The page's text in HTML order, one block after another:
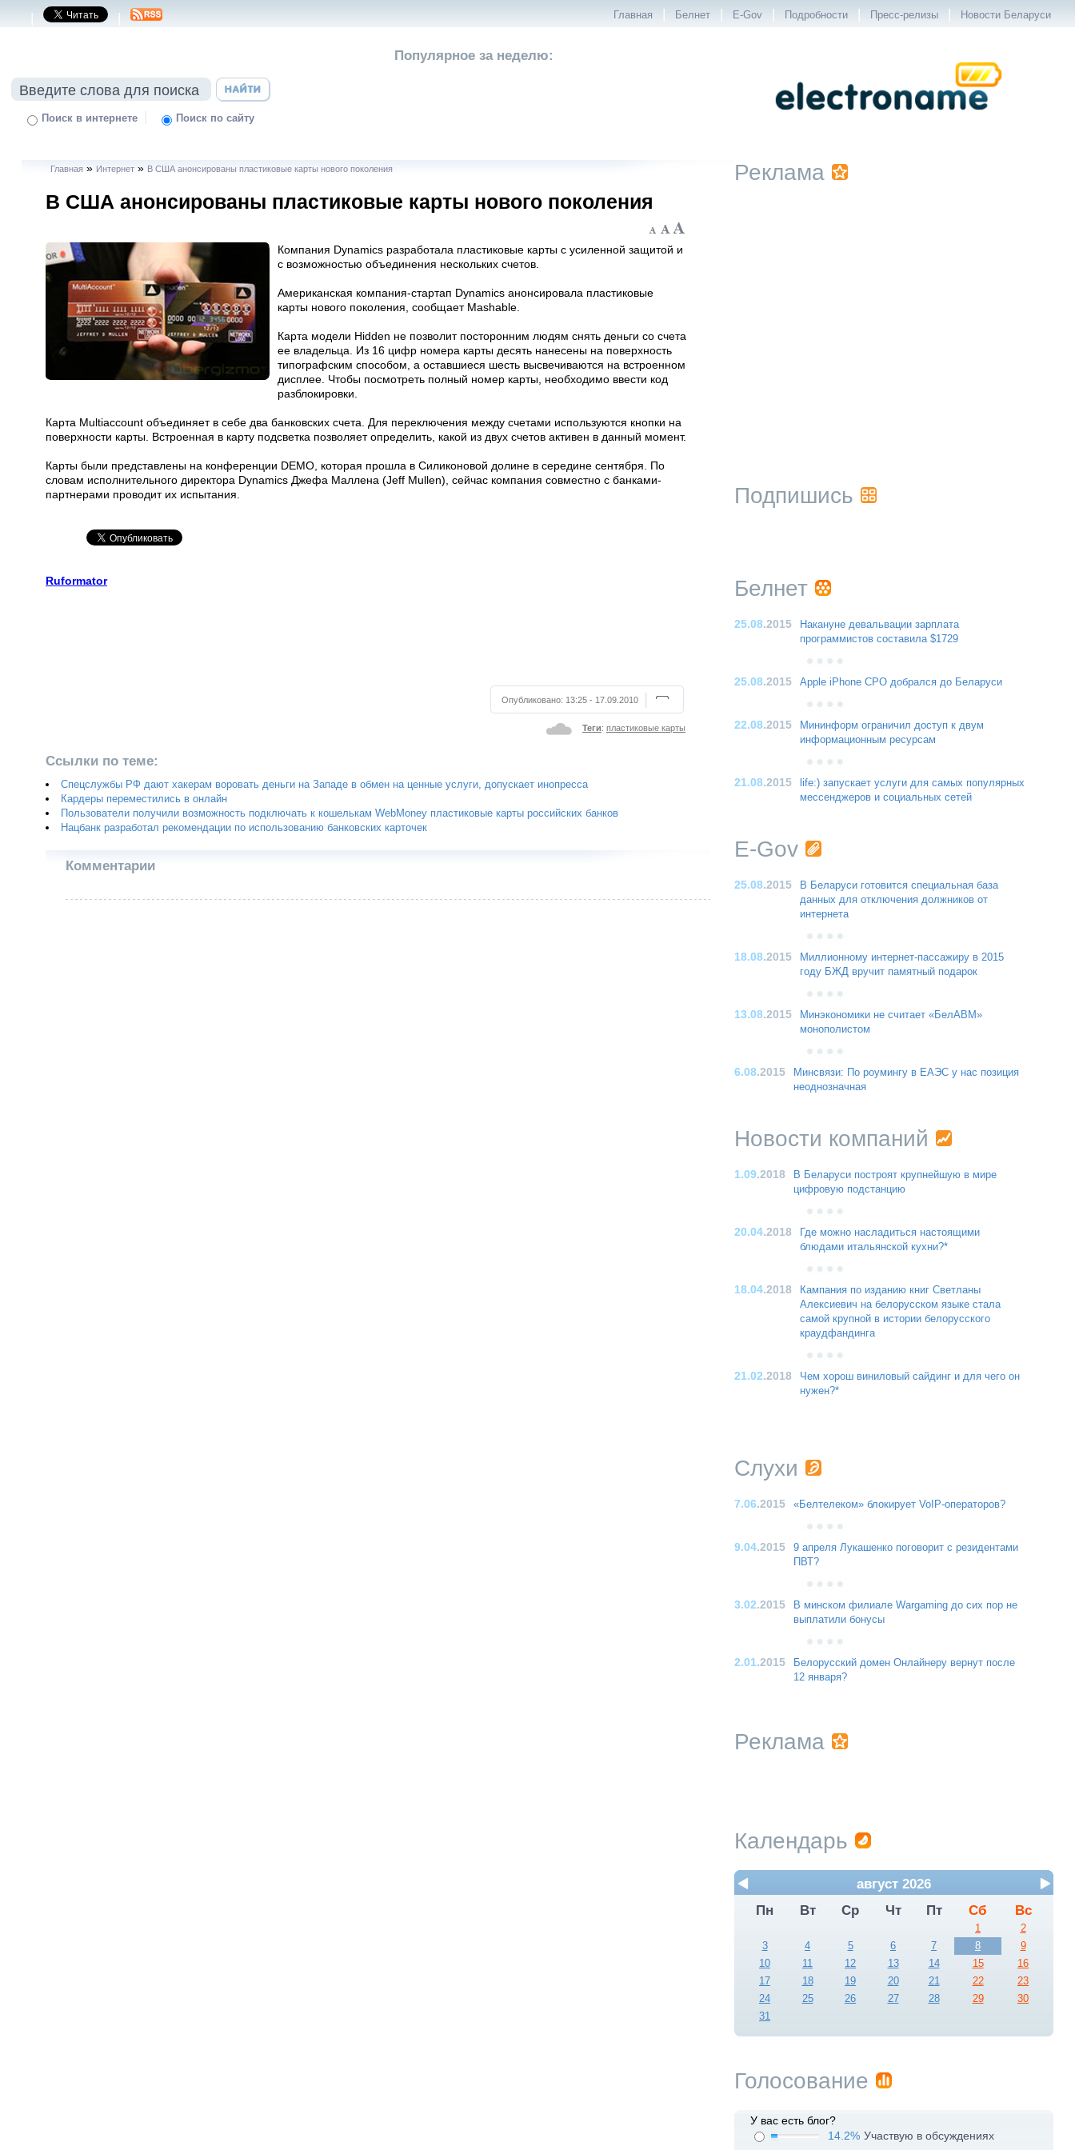
| | Главная | Белнет | E-Gov | Подробности | Пресс-релизы | Новости Беларуси
Поиск в интернете | Поиск по сайту
Популярное за неделю:
Главная » Интернет» В США анонсированы пластиковые карты нового поколения
В США анонсированы пластиковые карты нового поколения
Компания Dynamics разработала пластиковые карты с усиленной защитой и
с возможностью объединения нескольких счетов.
Американская компания-стартап Dynamics анонсировала пластиковые
карты нового поколения, сообщает Mashable.
Карта модели Hidden не позволит посторонним людям снять деньги со счета
ее владельца. Из 16 цифр номера карты десять нанесены на поверхность
типографским способом, а оставшиеся шесть высвечиваются на встроенном
дисплее. Чтобы посмотреть полный номер карты, необходимо ввести код
разблокировки.
Карта Multiaccount объединяет в себе два банковских счета. Для переключения между счетами используются кнопки на
поверхности карты. Встроенная в карту подсветка позволяет определить, какой из двух счетов активен в данный момент.
Карты были представлены на конференции DEMO, которая прошла в Силиконовой долине в середине сентября. По
словам исполнительного директора Dynamics Джефа Маллена (Jeff Mullen), сейчас компания совместно с банками-
партнерами проводит их испытания.
Ruformator
Опубликовано: 13:25 - 17.09.2010
Теги: пластиковые карты
Ссылки по теме:
Спецслужбы РФ дают хакерам воровать деньги на Западе в обмен на ценные услуги, допускает инопресса
Кардеры переместились в онлайн
Пользователи получили возможность подключать к кошелькам WebMoney пластиковые карты российских банков
Нацбанк разработал рекомендации по использованию банковских карточек
Комментарии
Реклама
Подпишись
Белнет
25.08.2015
Накануне девальвации зарплата
программистов составила $1729
25.08.2015 Apple iPhone CPO добрался до Беларуси
22.08.2015
Мининформ ограничил доступ к двум
информационным ресурсам
21.08.2015
life:) запускает услуги для самых популярных
мессенджеров и социальных сетей
E-Gov
25.08.2015
В Беларуси готовится специальная база
данных для отключения должников от
интернета
18.08.2015
Миллионному интернет-пассажиру в 2015
году БЖД вручит памятный подарок
13.08.2015
Минэкономики не считает «БелАВМ»
монополистом
6.08.2015
Минсвязи: По роумингу в ЕАЭС у нас позиция
неоднозначная
Новости компаний
1.09.2018
В Беларуси построят крупнейшую в мире
цифровую подстанцию
20.04.2018
Где можно насладиться настоящими
блюдами итальянской кухни?*
18.04.2018
Кампания по изданию книг Светланы
Алексиевич на белорусском языке стала
самой крупной в истории белорусского
краудфандинга
21.02.2018
Чем хорош виниловый сайдинг и для чего он
нужен?*
Слухи
7.06.2015 «Белтелеком» блокирует VoIP-операторов?
9.04.2015
9 апреля Лукашенко поговорит с резидентами
ПВТ?
3.02.2015
В минском филиале Wargaming до сих пор не
выплатили бонусы
2.01.2015
Белорусский домен Онлайнеру вернут после
12 января?
Реклама
Календарь
август 2026
Пн
Вт Ср Чт Пт Сб Вс
1
2
3
4 5 6 7 8
9
10
11 12 13 14 15
16
17
18 19 20 21 22
23
24
25 26 27 28 29
30
31
Голосование
У вас есть блог?
14.2% Участвую в обсуждениях